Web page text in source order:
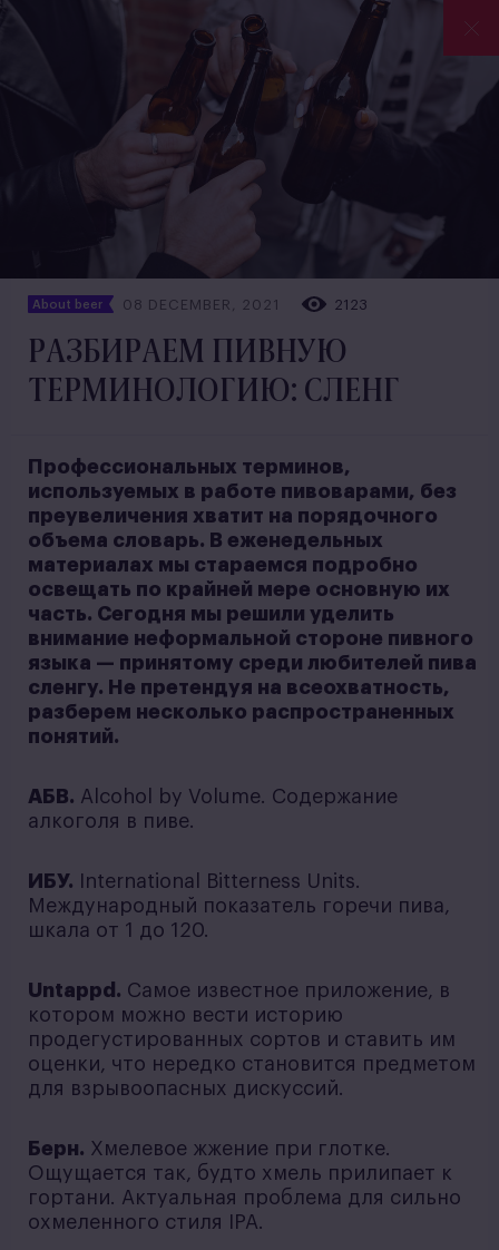
About beer 08 DECEMBER, 2021 2123
РАЗБИРАЕМ ПИВНУЮ
ТЕРМИНОЛОГИЮ: СЛЕНГ
Профессиональных терминов,
используемых в работе пивоварами, без
преувеличения хватит на порядочного
объема словарь. В еженедельных
материалах мы стараемся подробно
освещать по крайней мере основную их
часть. Сегодня мы решили уделить
внимание неформальной стороне пивного
языка — принятому среди любителей пива
сленгу. Не претендуя на всеохватность,
разберем несколько распространенных
понятий.
АБВ. Alcohol by Volume. Содержание
алкоголя в пиве.
ИБУ. International Bitterness Units.
Международный показатель горечи пива,
шкала от 1 до 120.
Untappd. Самое известное приложение, в
котором можно вести историю
продегустированных сортов и ставить им
оценки, что нередко становится предметом
для взрывоопасных дискуссий.
Берн. Хмелевое жжение при глотке.
Ощущается так, будто хмель прилипает к
гортани. Актуальная проблема для сильно
охмеленного стиля IPA.